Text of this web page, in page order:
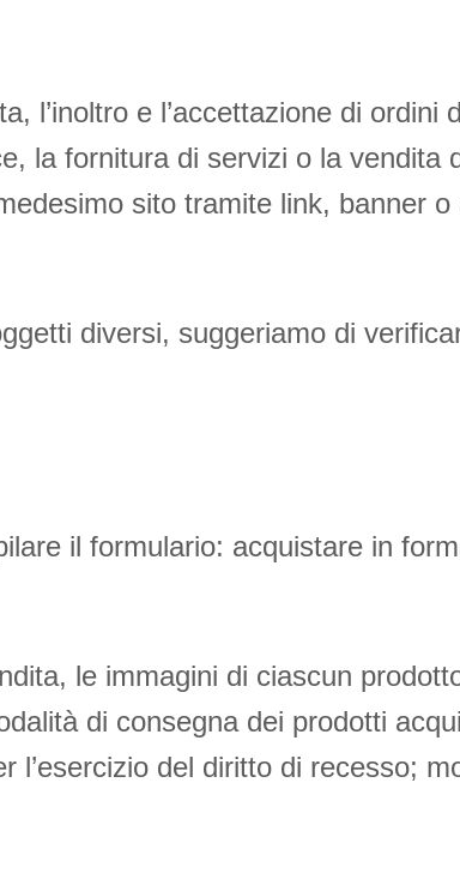
l’inoltro e l’accettazione di ordini
la fornitura di servizi o la vendita
sito tramite link, banner o
diversi, suggeriamo di
il formulario: acquistare in
le immagini di ciascun
di consegna dei prodotti
l’esercizio del diritto di recesso;